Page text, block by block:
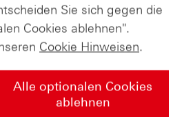
Sie sich gegen die
Cookies ablehnen".
Cookie Hinweisen.
Alle optionalen Cookies
ablehnen